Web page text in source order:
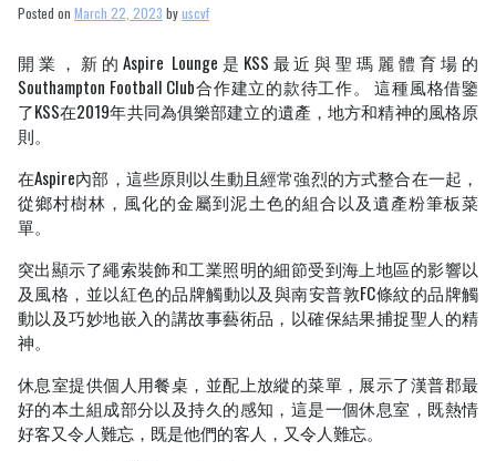
活
動
在
線
Posted on March 22, 2023 byuscvf
開業，新的Aspire Lounge是KSS最近與聖瑪麗體育場的
Southampton Football Club合作建立的款待工作。 這種風格借鑒
了KSS在2019年共同為俱樂部建立的遺產，地方和精神的風格原
則。
在Aspire內部，這些原則以生動且經常強烈的方式整合在一起，
從鄉村樹林，風化的金屬到泥土色的組合以及遺產粉筆板菜
單。
突出顯示了繩索裝飾和工業照明的細節受到海上地區的影響以
及風格，並以紅色的品牌觸動以及與南安普敦FC條紋的品牌觸
動以及巧妙地嵌入的講故事藝術品，以確保結果捕捉聖人的精
神。
休息室提供個人用餐桌，並配上放縱的菜單，展示了漢普郡最
好的本土組成部分以及持久的感知，這是一個休息室，既熱情
好客又令人難忘，既是他們的客人，又令人難忘。